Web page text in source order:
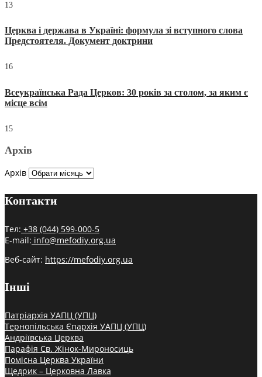
13
Церква і держава в Україні: формула зі вступного слова
Предстоятеля. Документ доктрини
16
Всеукраїнська Рада Церков: 30 років за столом, за яким є
місце всім
15
Архів
Архів
Контакти
Тел: +38 (044) 599-000-5
E-mail: info@mefodiy.org.ua
Веб-сайт: https://mefodiy.org.ua
Інші
Патріархія УАПЦ (УПЦ)
Тернопільська Єпархія УАПЦ (УПЦ)
Андріївська Церква
Парафія Св. Жінок-Мироносиць
Помісна Церква України
Щедрик – Церковна Лавка